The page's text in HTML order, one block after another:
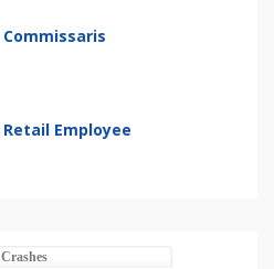
Commissaris
Retail Employee
Crashes